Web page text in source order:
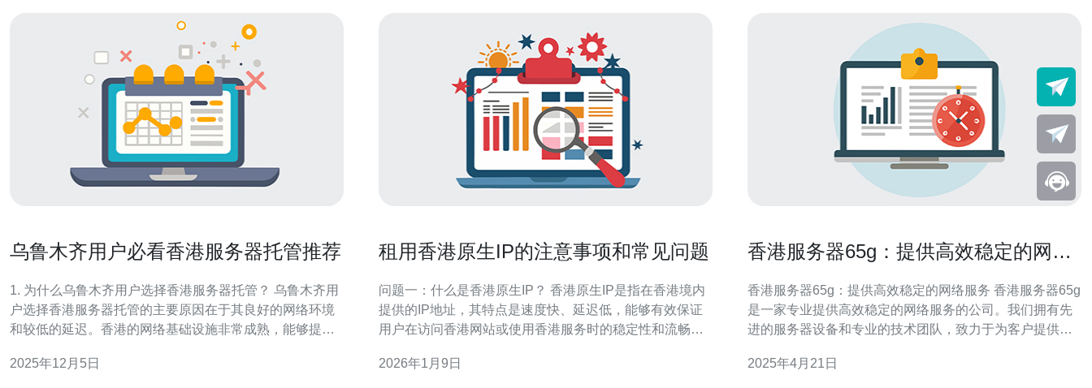
乌鲁木齐用户必看香港服务器托管推荐
1. 为什么乌鲁木齐用户选择香港服务器托管？ 乌鲁木齐用
户选择香港服务器托管的主要原因在于其良好的网络环境
和较低的延迟。香港的网络基础设施非常成熟，能够提供
为重要。此外，由于香港地理位置接近中国大陆，用户在
2025年12月5日
租用香港原生IP的注意事项和常见问题
问题一：什么是香港原生IP？ 香港原生IP是指在香港境内
提供的IP地址，其特点是速度快、延迟低，能够有效保证
用户在访问香港网站或使用香港服务时的稳定性和流畅
网络，从而减少了传输延迟。 问题二：租用香港原生IP有
2026年1月9日
香港服务器65g：提供高效稳定的网络
香港服务器65g：提供高效稳定的网络服务 香港服务器65g
是一家专业提供高效稳定的网络服务的公司。我们拥有先
进的服务器设备和专业的技术团队，致力于为客户提供优
们都能为您提供满意的服务。 我们的服务器设备采用最新
2025年4月21日